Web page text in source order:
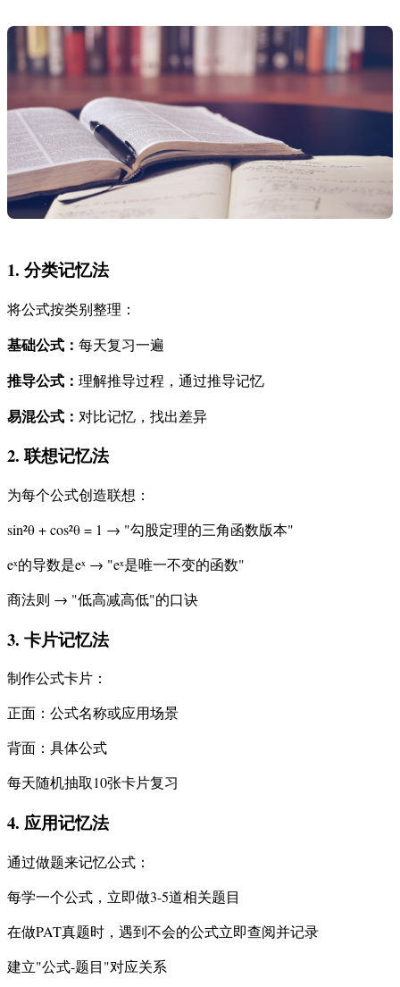
1. 分类记忆法
将公式按类别整理：
基础公式： 每天复习一遍
推导公式： 理解推导过程，通过推导记忆
易混公式： 对比记忆，找出差异
2. 联想记忆法
为每个公式创造联想：
sin²θ + cos²θ = 1 → "勾股定理的三角函数版本"
eˣ的导数是eˣ → "eˣ是唯一不变的函数"
商法则 → "低高减高低"的口诀
3. 卡片记忆法
制作公式卡片：
正面：公式名称或应用场景
背面：具体公式
每天随机抽取10张卡片复习
4. 应用记忆法
通过做题来记忆公式：
每学一个公式，立即做3-5道相关题目
在做PAT真题时，遇到不会的公式立即查阅并记录
建立"公式-题目"对应关系